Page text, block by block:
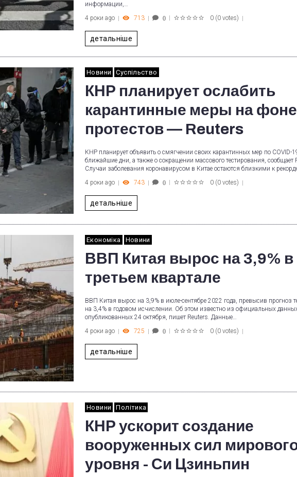
информации,…
4 роки ago
713 0 0 (0 votes)
детальніше
Новини Суспільство
КНР планирует ослабить
карантинные меры на фоне
протестов — Reuters
КНР планирует объявить о смягчении своих карантинных мер по COVID-
ближайшие дни, а также о сокращении массового тестирования, сообщает
Случаи заболевания коронавирусом в Китае остаются близкими к
4 роки ago
743 0 0 (0 votes)
детальніше
Економіка Новини
ВВП Китая вырос на 3,9% в
третьем квартале
ВВП Китая вырос на 3,9% в июле-сентябре 2022 года, превысив прогноз
на 3,4% в годовом исчислении. Об этом известно из официальных
опубликованных 24 октября, пишет Reuters. Данные…
4 роки ago
725 0 0 (0 votes)
детальніше
Новини Політика
КНР ускорит создание
вооруженных сил
уровня - Си Цзиньпин